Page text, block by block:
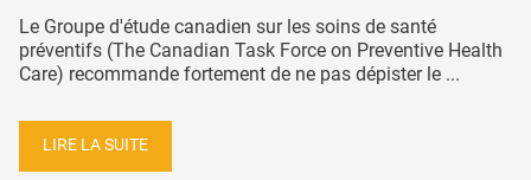
Le Groupe d'étude canadien sur les soins de santé
préventifs (The Canadian Task Force on Preventive Health
Care) recommande fortement de ne pas dépister le ...
LIRE LA SUITE